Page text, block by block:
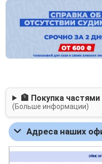
🏦 Покупка
(Больше информации)
Адреса наших
ОФИС №